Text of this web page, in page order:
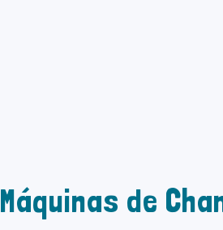
Máquinas de